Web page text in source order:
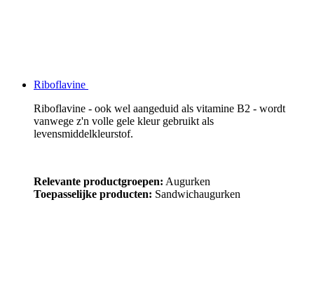
Riboflavine
Riboflavine - ook wel aangeduid als vitamine B2 - wordt
vanwege z'n volle gele kleur gebruikt als
levensmiddelkleurstof.
Relevante productgroepen: Augurken
Toepasselijke producten: Sandwichaugurken